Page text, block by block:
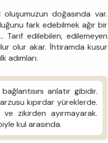
doğasında var.
fark edebilmek ağır bir
Tarif edilebilen, edilemeyen
olur akar. İhtiramda kusur
adımları.
anlatır gibidir.
kıpırdar yüreklerde.
zikirden ayırmayarak.
kul arasında.